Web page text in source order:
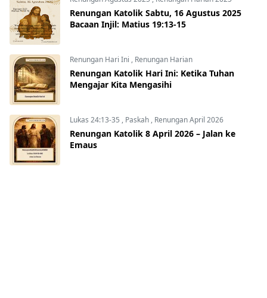
Renungan Katolik Sabtu, 16 Agustus 2025
Bacaan Injil: Matius 19:13-15
Renungan Hari Ini , Renungan Harian
Renungan Katolik Hari Ini: Ketika Tuhan
Mengajar Kita Mengasihi
Lukas 24:13-35 , Paskah , Renungan April 2026
Renungan Katolik 8 April 2026 – Jalan ke
Emaus